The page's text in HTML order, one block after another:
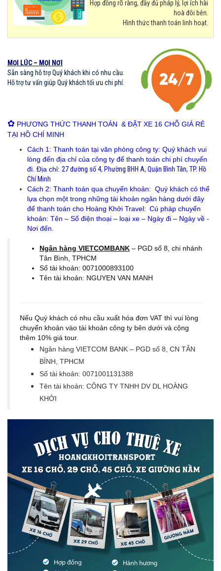
Hợp đồng rõ ràng, đầy đủ pháp lý, lợi ích hài
hoà đôi bên.
Hình thức thanh toán linh hoạt.
MỌI LÚC – MỌI NƠI
Sẵn sàng hỗ trợ Quý khách khi có nhu cầu.
Hỗ trợ tư vấn giúp Quý khách tối ưu chi phí.
✿ PHƯƠNG THỨC THANH TOÁN & ĐẶT XE 16 CHỖ GIÁ RẺ
TẠI HỒ CHÍ MINH
Cách 1: Thanh toán tại văn phòng công ty: Quý khách vui
lòng đến địa chỉ của công ty để thanh toán chi phí chuyến
đi. Địa chỉ: 27 đường số 4, Phường BHH A, Quận Bình Tân, TP. Hồ
Chí Minh
Cách 2: Thanh toán qua chuyển khoản: Quý khách có thể
lựa chọn một trong những tài khoản ngân hàng dưới đây
để thanh toán cho Hoàng Khởi Travel: Cú pháp chuyển
khoản: Tên – Số điện thoại – loại xe – Ngày đi – Ngày về -
Nơi đến.
Ngân hàng VIETCOMBANK – PGD số 8, chi nhánh
Tân Bình, TPHCM
Số tài khoản: 0071000893100
Tên tài khoản: NGUYEN VAN MANH
Nếu Quý khách có nhu cầu xuất hóa đơn VAT thì vui lòng
chuyển khoản vào tài khoản công ty bên dưới và cộng
thêm 10% giá tour.
Ngân hàng VIETCOM BANK – PGD số 8, CN TÂN
BÌNH, TPHCM
Số tài khoản: 0071001131388
Tên tài khoản: CÔNG TY TNHH DV DL HOÀNG
KHỞI